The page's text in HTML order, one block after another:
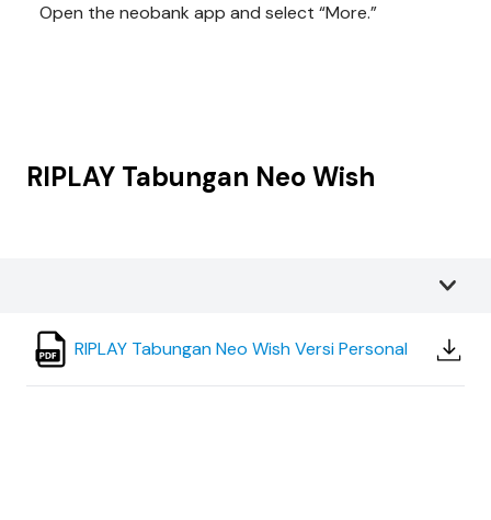
Open the neobank app and select “More.”
RIPLAY Tabungan Neo Wish
RIPLAY Tabungan Neo Wish Versi Personal